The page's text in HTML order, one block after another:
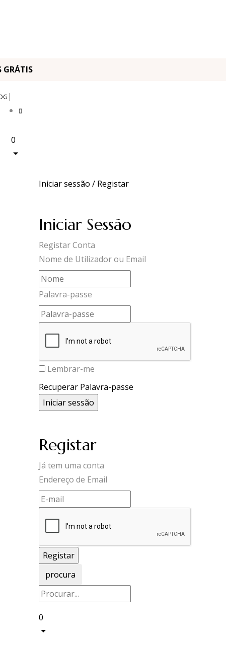
GRÁTIS
|
0
Iniciar sessão / Registar
Iniciar Sessão
Registar Conta
Nome de Utilizador ou Email
Palavra-passe
Lembrar-me
Recuperar Palavra-passe
Registar
Já tem uma conta
Endereço de Email
procura
0